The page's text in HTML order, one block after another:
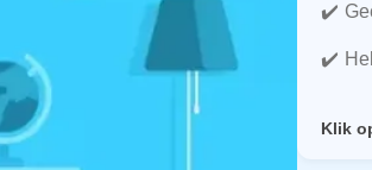
Klik